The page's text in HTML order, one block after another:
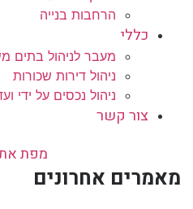
הרחבות בנייה
כללי
מעבר לניהול בתים
ניהול דירות שכורות
ניהול נכסים על ידי
צור קשר
מפת
מאמרים אחרונים